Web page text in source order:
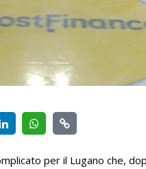
per il Lugano che,